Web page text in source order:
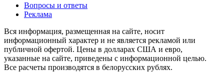
Вопросы и ответы
Реклама
Вся информация, размещенная на сайте, носит
информационный характер и не является рекламой или
публичной офертой. Цены в долларах США и евро,
указанные на сайте, приведены с информационной целью.
Все расчеты производятся в белорусских рублях.